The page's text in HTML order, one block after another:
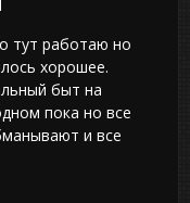
тут работаю но
хорошее.
быт на
пока но все
и все